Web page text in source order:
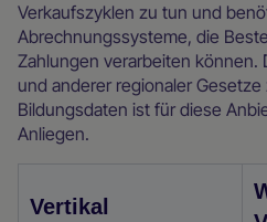
Verkaufszyklen zu tun und
Abrechnungssysteme, die
Zahlungen verarbeiten können.
und anderer regionaler
Bildungsdaten ist für diese
Anliegen.
Vertikal